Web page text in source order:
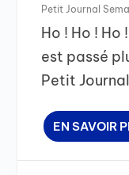
Petit Journal
Ho ! Ho ! Ho
est passé
Petit
EN SAVOIR